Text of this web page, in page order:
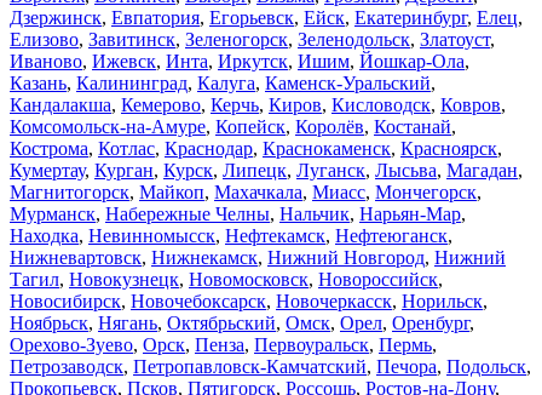
Дзержинск, Евпатория, Егорьевск, Ейск, Екатеринбург, Елец,
Елизово, Завитинск, Зеленогорск, Зеленодольск, Златоуст,
Иваново, Ижевск, Инта, Иркутск, Ишим, Йошкар-Ола,
Казань, Калининград, Калуга, Каменск-Уральский,
Кандалакша, Кемерово, Керчь, Киров, Кисловодск, Ковров,
Комсомольск-на-Амуре, Копейск, Королёв, Костанай,
Кострома, Котлас, Краснодар, Краснокаменск, Красноярск,
Кумертау, Курган, Курск, Липецк, Луганск, Лысьва, Магадан,
Магнитогорск, Майкоп, Махачкала, Миасс, Мончегорск,
Мурманск, Набережные Челны, Нальчик, Нарьян-Мар,
Находка, Невинномысск, Нефтекамск, Нефтеюганск,
Нижневартовск, Нижнекамск, Нижний Новгород, Нижний
Тагил, Новокузнецк, Новомосковск, Новороссийск,
Новосибирск, Новочебоксарск, Новочеркасск, Норильск,
Ноябрьск, Нягань, Октябрьский, Омск, Орел, Оренбург,
Орехово-Зуево, Орск, Пенза, Первоуральск, Пермь,
Петрозаводск, Петропавловск-Камчатский, Печора, Подольск,
Прокопьевск, Псков, Пятигорск, Россошь, Ростов-на-Дону,